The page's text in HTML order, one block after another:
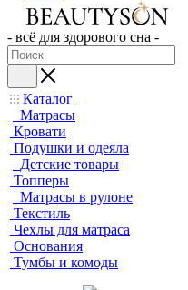
- всё для здорового сна -
Каталог
Матрасы
Кровати
Подушки и одеяла
Детские товары
Топперы
Матрасы в рулоне
Текстиль
Чехлы для матраса
Основания
Тумбы и комоды